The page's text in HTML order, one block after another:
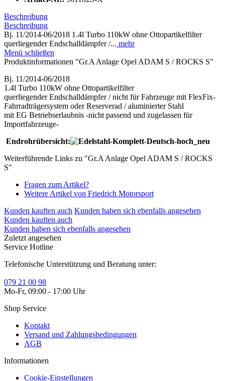
Beschreibung
Beschreibung
Bj. 11/2014-06/2018 1.4l Turbo 110kW ohne Ottopartikelfilter
querliegender Endschalldämpfer /... mehr
Menü schließen
Produktinformationen "Gr.A Anlage Opel ADAM S / ROCKS S"
Bj. 11/2014-06/2018
1.4l Turbo 110kW ohne Ottopartikelfilter
querliegender Endschalldämpfer / nicht für Fahrzeuge mit FlexFix-
Fahrradträgersystem oder Reserverad / aluminierter Stahl
mit EG Betriebserlaubnis -nicht passend und zugelassen für
Importfahrzeuge-
Endrohrübersicht:
Weiterführende Links zu "Gr.A Anlage Opel ADAM S / ROCKS
S"
Fragen zum Artikel?
Weitere Artikel von Friedrich Motorsport
Kunden kauften auch Kunden haben sich ebenfalls angesehen
Kunden kauften auch
Kunden haben sich ebenfalls angesehen
Zuletzt angesehen
Service Hotline
Telefonische Unterstützung und Beratung unter:
079 21 00 98
Mo-Fr, 09:00 - 17:00 Uhr
Shop Service
Kontakt
Versand und Zahlungsbedingungen
AGB
Informationen
Cookie-Einstellungen